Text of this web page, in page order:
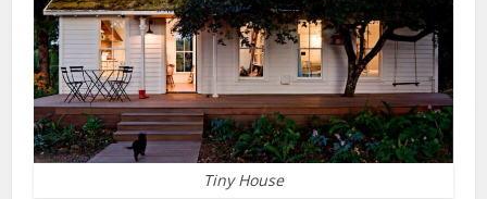
Tiny House